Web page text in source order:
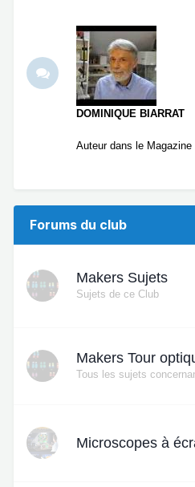
DOMINIQUE BIARRAT
Auteur dans le
Forums du club
Makers Sujets
Sujets de ce Club
Makers Tour
Tous les sujets
Microscopes à